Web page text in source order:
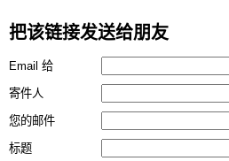
把该链接发送给朋友
Email 给
寄件人
您的邮件
标题